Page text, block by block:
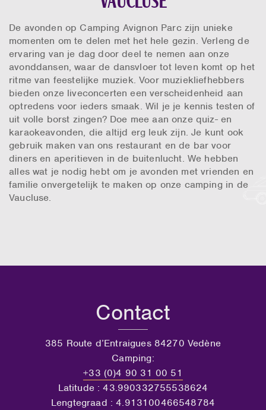
De avonden op Camping Avignon Parc zijn unieke
momenten om te delen met het hele gezin. Verleng de
ervaring van je dag door deel te nemen aan onze
avonddansen, waar de dansvloer tot leven komt op het
ritme van feestelijke muziek. Voor muziekliefhebbers
bieden onze liveconcerten een verscheidenheid aan
optredens voor ieders smaak. Wil je je kennis testen of
uit volle borst zingen? Doe mee aan onze quiz- en
karaokeavonden, die altijd erg leuk zijn. Je kunt ook
gebruik maken van ons restaurant en de bar voor
diners en aperitieven in de buitenlucht. We hebben
alles wat je nodig hebt om je avonden met vrienden en
familie onvergetelijk te maken op onze camping in de
Vaucluse.
Contact
385 Route d’Entraigues 84270 Vedène
Camping:
+33 (0)4 90 31 00 51
Latitude : 43.990332755538624
Lengtegraad : 4.913100466548784